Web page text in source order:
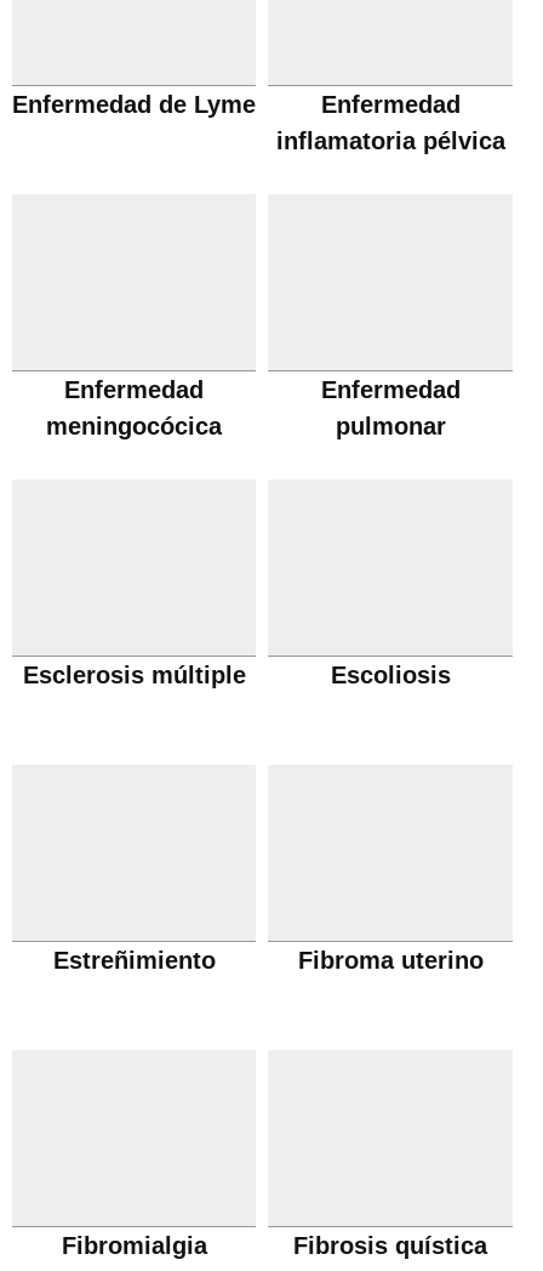
Enfermedad de Lyme
Enfermedad
inflamatoria pélvica
Enfermedad
meningocócica
Enfermedad
pulmonar
Esclerosis múltiple Escoliosis
Estreñimiento Fibroma uterino
Fibromialgia Fibrosis quística